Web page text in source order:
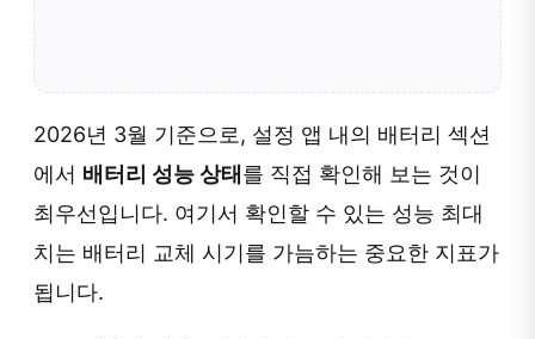
2026년 3월 기준으로, 설정 앱 내의 배터리 섹션
에서 배터리 성능 상태 를 직접 확인해 보는 것이
최우선입니다. 여기서 확인할 수 있는 성능 최대
치는 배터리 교체 시기를 가늠하는 중요한 지표가
됩니다.